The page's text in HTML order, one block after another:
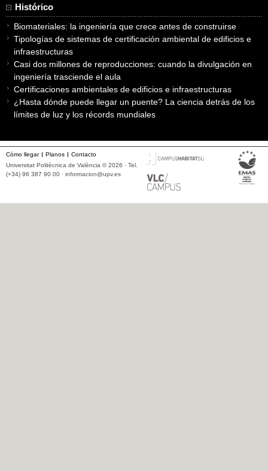
Histórico
Biomateriales: la ingeniería que crece antes de construirse
Tipologías de sistemas de certificación ambiental de edificios e
infraestructuras
Casi dos millones de reproducciones: cuando la divulgación en
ingeniería trasciende el aula
Certificaciones ambientales de edificios e infraestructuras
¿Hasta dónde puede llegar un puente? La ciencia detrás de los
límites de luz y los récords mundiales
Cómo llegar Planos
Contacto
Universitat Politècnica de València © 2026 · Tel.
(+34) 96 387 90 00 · informacion@upv.es